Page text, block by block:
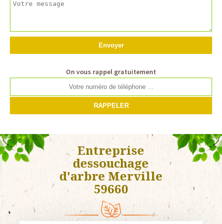
On vous rappel gratuitement
Entreprise
dessouchage
d'arbre Merville
59660